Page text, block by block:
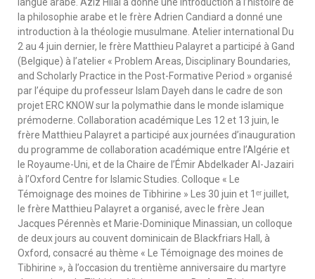
la philosophie arabe et le frère Adrien Candiard a donné une
introduction à la théologie musulmane. Atelier international Du
2 au 4 juin dernier, le frère Matthieu Palayret a participé à Gand
(Belgique) à l’atelier « Problem Areas, Disciplinary Boundaries,
and Scholarly Practice in the Post-Formative Period » organisé
par l’équipe du professeur Islam Dayeh dans le cadre de son
projet ERC KNOW sur la polymathie dans le monde islamique
prémoderne. Collaboration académique Les 12 et 13 juin, le
frère Matthieu Palayret a participé aux journées d’inauguration
du programme de collaboration académique entre l’Algérie et
le Royaume-Uni, et de la Chaire de l’Émir Abdelkader Al-Jazairi
à l’Oxford Centre for Islamic Studies. Colloque « Le
Témoignage des moines de Tibhirine » Les 30 juin et 1ᵉʳ juillet,
le frère Matthieu Palayret a organisé, avec le frère Jean
Jacques Pérennès et Marie-Dominique Minassian, un colloque
de deux jours au couvent dominicain de Blackfriars Hall, à
Oxford, consacré au thème « Le Témoignage des moines de
Tibhirine », à l’occasion du trentième anniversaire du martyre